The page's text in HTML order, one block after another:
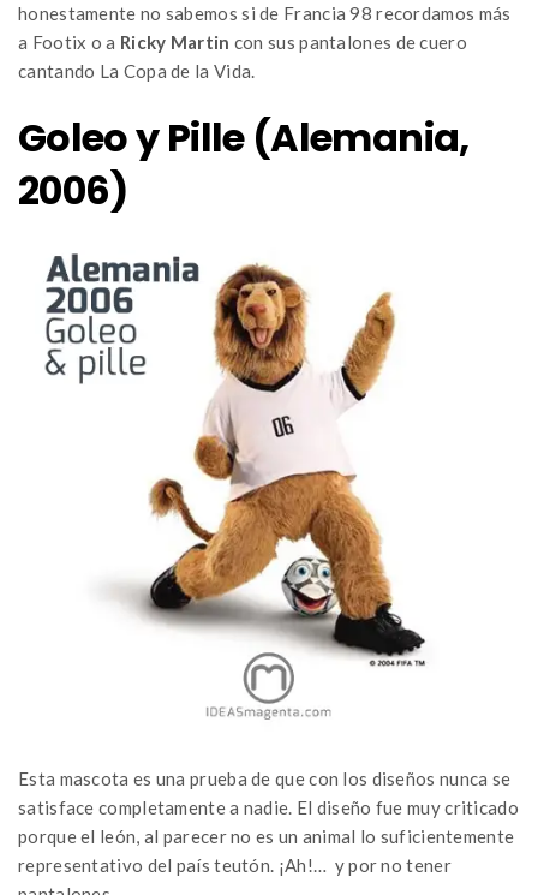
honestamente no sabemos si de Francia 98 recordamos más
a Footix o a Ricky Martin con sus pantalones de cuero
cantando La Copa de la Vida.
Goleo y Pille (Alemania,
2006)
Esta mascota es una prueba de que con los diseños nunca se
satisface completamente a nadie. El diseño fue muy criticado
porque el león, al parecer no es un animal lo suficientemente
representativo del país teutón. ¡Ah!… y por no tener